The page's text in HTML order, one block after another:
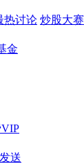
热讨论 炒股大赛
金
发送